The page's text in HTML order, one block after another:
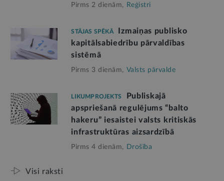
Pirms 2 dienām, Reģistri
STĀJAS SPĒKĀ
Izmaiņas publisko
kapitālsabiedrību pārvaldības
sistēmā
Pirms 3 dienām, Valsts pārvalde
LIKUMPROJEKTS
Publiskajā
apspriešanā regulējums “balto
hakeru” iesaistei valsts kritiskās
infrastruktūras aizsardzībā
Pirms 4 dienām, Drošība
Visi raksti